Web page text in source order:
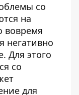
со
на
вовремя
негативно
Для этого
со
для